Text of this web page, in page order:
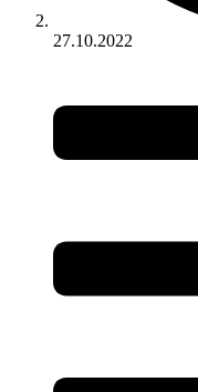
27.10.2022